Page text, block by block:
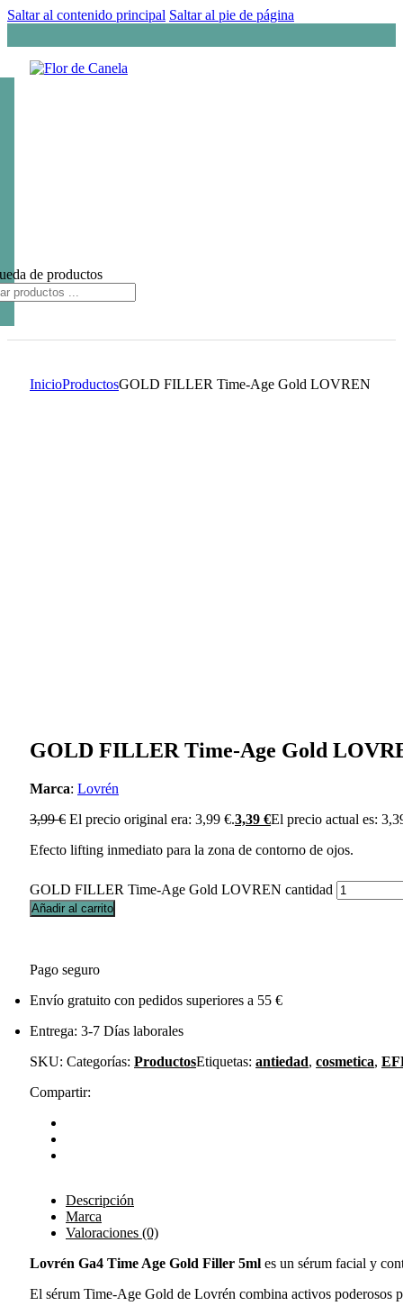
Saltar al contenido principal Saltar al pie de página
de productos
InicioProductosGOLD FILLER Time-Age Gold LOVREN
GOLD FILLER Time-Age Gold
Marca: Lovrén
3,99€ El precio original era: 3,99 €.3,39 €El precio actual es:
Efecto lifting inmediato para la zona de contorno de ojos.
GOLD FILLER Time-Age Gold LOVREN cantidad
Añadir al carrito
Pago seguro
Envío gratuito con pedidos superiores a 55 €
Entrega: 3-7 Días laborales
SKU: Categorías: ProductosEtiquetas: antiedad, cosmetica,
Compartir:
Descripción
Marca
Valoraciones (0)
Lovrén Ga4 Time Age Gold Filler 5ml es un sérum facial y
El sérum Time-Age Gold de Lovrén combina activos poderosos